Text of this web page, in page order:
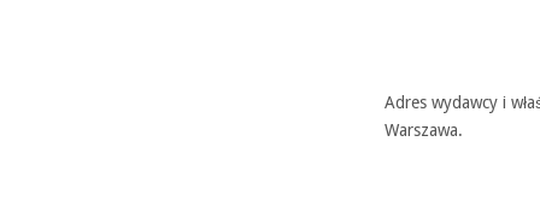
Adres wydawcy i
Warszawa.